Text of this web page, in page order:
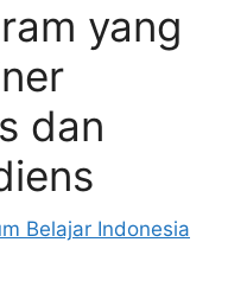
yang
dan
Belajar Indonesia